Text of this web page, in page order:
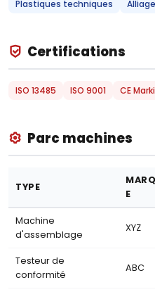
Plastiques techniques
Certifications
ISO 13485 ISO 9001 CE
Parc machines
TYPE
E
Machine
d'assemblage
XYZ
Testeur de
conformité
ABC